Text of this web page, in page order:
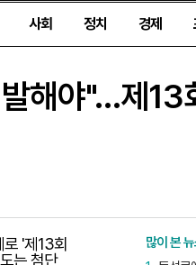
사회 정치 경제
해야"…제13
'제13회
는 첨단
많이 본